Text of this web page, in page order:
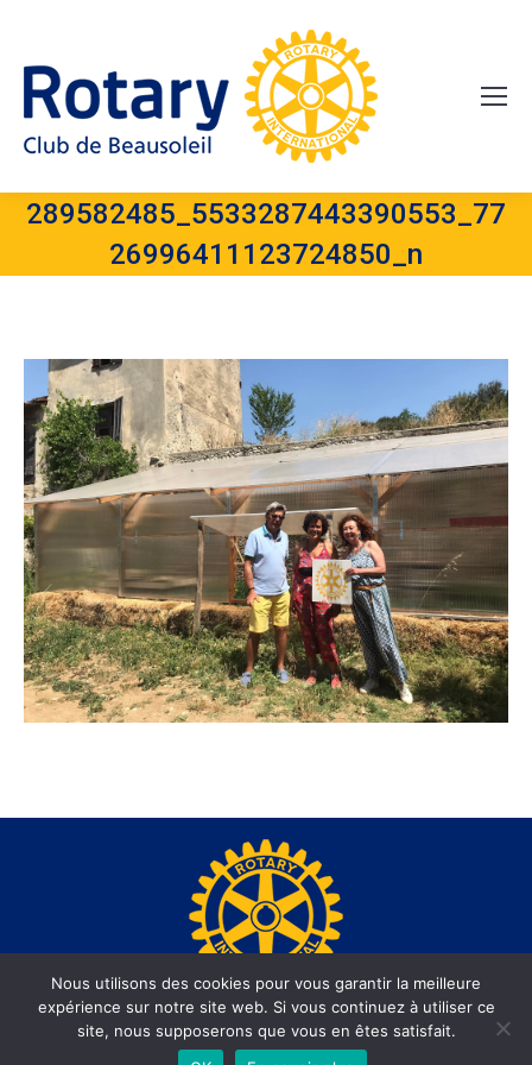
289582485_5533287443390553_77
26996411123724850_n
www.rotary-beausoleil.org - Site réalisé par l'agence web
informatiques.com
Nous utilisons des cookies pour vous garantir la meilleure
expérience sur notre site web. Si vous continuez à utiliser ce
site, nous supposerons que vous en êtes satisfait.